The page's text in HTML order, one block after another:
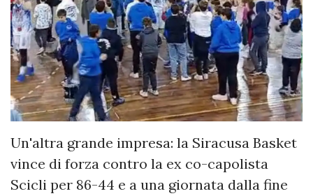
Un'altra grande impresa: la Siracusa Basket
vince di forza contro la ex co-capolista
Scicli per 86-44 e a una giornata dalla fine